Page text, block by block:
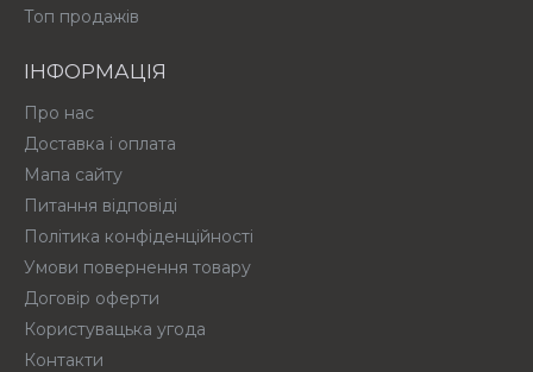
Топ продажів
ІНФОРМАЦІЯ
Про нас
Доставка і оплата
Мапа сайту
Питання відповіді
Політика конфіденційності
Умови повернення товару
Договір оферти
Користувацька угода
Контакти